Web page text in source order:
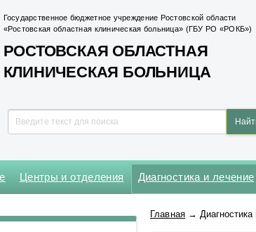
Государственное бюджетное учреждение Ростовской области
«Ростовская областная клиническая больница» (ГБУ РО «РОКБ»)
РОСТОВСКАЯ ОБЛАСТНАЯ
КЛИНИЧЕСКАЯ БОЛЬНИЦА
Центры и отделения
Кардиохирургический
Абдоминальной и
Клинико-
Операционный блок № 1
Диагностика и лечение
Главная →